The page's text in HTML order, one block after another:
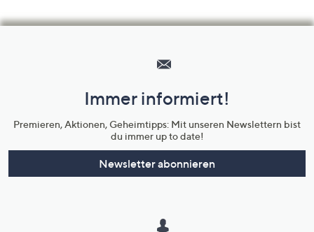
Unternehmensinformationen
Immer informiert!
Premieren, Aktionen, Geheimtipps: Mit unseren Newslettern bist
du immer up to date!
Newsletter abonnieren